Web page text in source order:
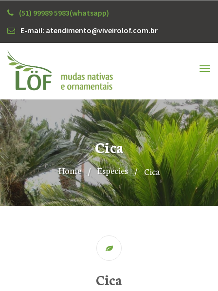
(51) 99989 5983(whatsapp)
E-mail: atendimento@viveirolof.com.br
Cica
Home / Espécies / Cica
Cica